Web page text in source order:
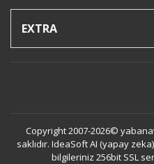
EXTRA
Copyright 2007-2026©
saklıdır. IdeaSoft AI (yapay
bilgileriniz 256bit SSL